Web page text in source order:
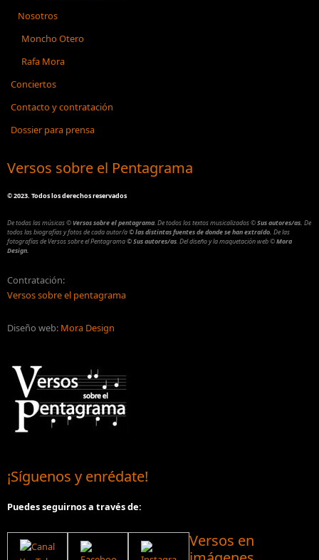
Nosotros
Moncho Otero
Rafa Mora
Conciertos
Contacto y contratación
Dossier para prensa
Versos sobre el Pentagrama
©2023. Todos los derechos reservados
De todas las músicas© Versos sobre el pentagrama. De todos los textos musicalizados©Sus autores/as. De
todos las biografías y fotos de cada autor/a© las distintas fuentes de donde se han extraído. De las
fotografías de Versos sobre el Pentagrama© Sus autores/as. Del diseño y la maquetación web©Mora
Design.
Contratación:
Versos sobre el pentagrama
Diseño web: Mora Design
¡Síguenos y enrédate!
Puedes seguirnos a través de:
Versos en